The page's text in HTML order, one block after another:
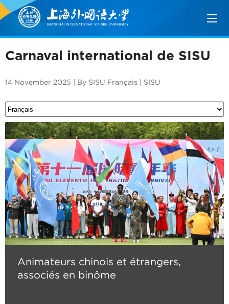
Carnaval international de SISU
14 November 2025 | By SISU Français | SISU
Animateurs chinois et étrangers,
associés en binôme